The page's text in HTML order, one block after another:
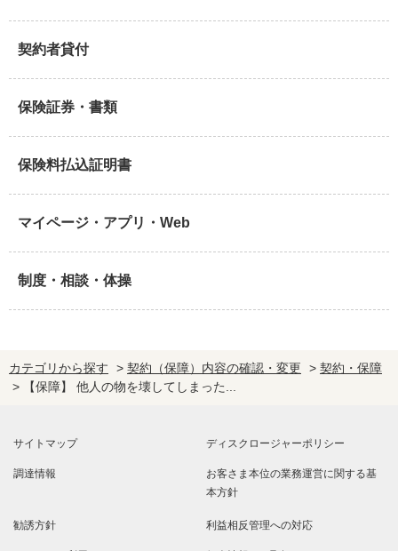
契約者貸付
保険証券・書類
保険料払込証明書
マイページ・アプリ・Web
制度・相談・体操
カテゴリから探す > 契約（保障）内容の確認・変更 > 契約・保障
>
【保障】 他人の物を壊してしまった...
サイトマップ ディスクロージャーポリシー
調達情報 お客さま本位の業務運営に関する基
本方針
勧誘方針 利益相反管理への対応